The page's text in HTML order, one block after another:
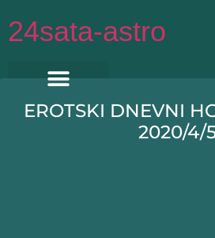
na
24sata-astro
EROTSKI DNEVNI
2020/4/